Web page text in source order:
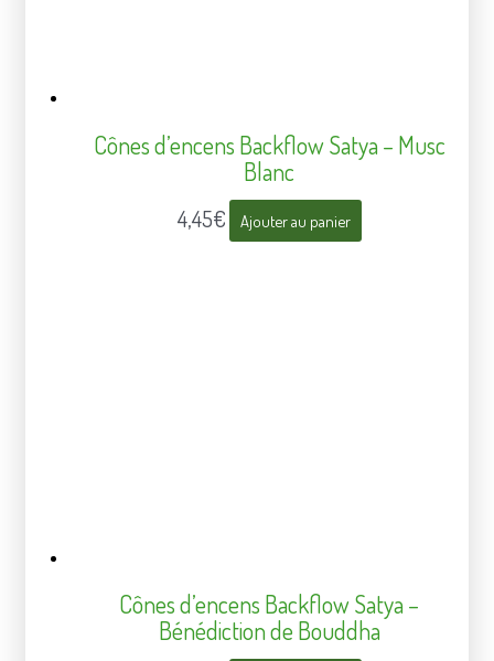
Cônes d’encens Backflow Satya – Musc
Blanc
4,45€ Ajouter au panier
Cônes d’encens Backflow Satya –
Bénédiction de Bouddha